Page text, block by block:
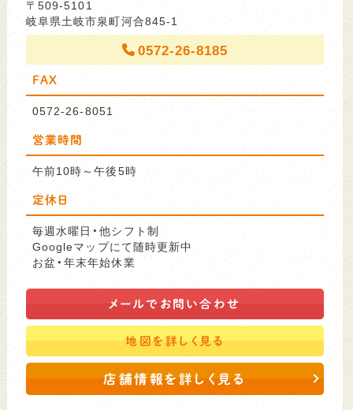
〒509-5101
岐阜県土岐市泉町河合845-1
0572-26-8185
FAX
0572-26-8051
営業時間
午前10時～午後5時
定休日
毎週水曜日・他シフト制
Googleマップにて随時更新中
お盆・年末年始休業
メールで お問い合わせ
地図を詳しく見る
店舗情報を詳しく見る